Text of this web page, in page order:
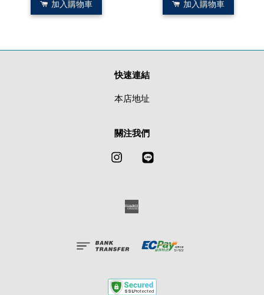
加入購物車 加入購物車
快速連結
本店地址
關注我們
Instagram